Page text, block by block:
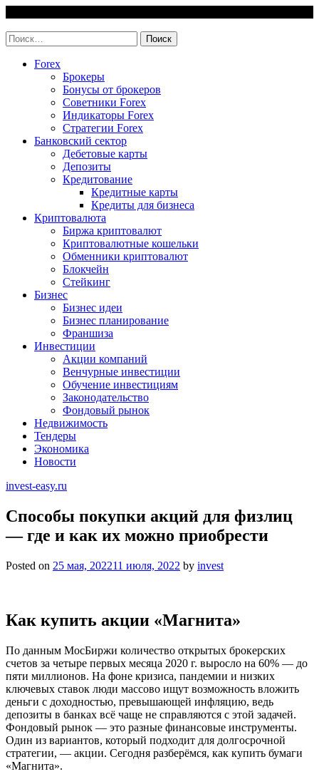
content
Найти:
Forex
Брокеры
Бонусы от брокеров
Советники Forex
Индикаторы Forex
Стратегии Forex
Банковский сектор
Дебетовые карты
Депозиты
Кредитование
Кредитные карты
Кредиты для бизнеса
Криптовалюта
Биржа криптовалют
Криптовалютные кошельки
Обменники криптовалют
Блокчейн
Стейкинг
Бизнес
Бизнес идеи
Бизнес планирование
Франшиза
Инвестиции
Акции компаний
Венчурные инвестиции
Обучение инвестициям
Законодательство
Фондовый рынок
Недвижимость
Тендеры
Экономика
Новости
invest-easy.ru
Способы покупки акций для физлиц
— где и как их можно приобрести
Posted on 25 мая, 202211 июля, 2022 by invest
Как купить акции «Магнита»
По данным МосБиржи количество открытых брокерских
счетов за четыре первых месяца 2020 г. выросло на 60% — до
пяти миллионов. На фоне кризиса, пандемии и низких
ключевых ставок люди массово ищут возможность вложить
деньги с доходностью, превышающей инфляцию, ведь
депозиты в банках всё чаще не справляются с этой задачей.
Фондовый рынок — это разные финансовые инструменты.
Один из вариантов, который подходит для долгосрочной
стратегии, — акции. Сегодня разберёмся, как купить бумаги
«Магнита».